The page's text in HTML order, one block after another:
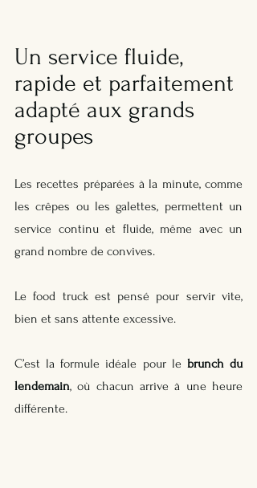
Un service fluide,
rapide et parfaitement
adapté aux grands
groupes
Les recettes préparées à la minute, comme
les crêpes ou les galettes, permettent un
service continu et fluide, même avec un
grand nombre de convives.
Le food truck est pensé pour servir vite,
bien et sans attente excessive.
C’est la formule idéale pour le brunch du
lendemain, où chacun arrive à une heure
différente.